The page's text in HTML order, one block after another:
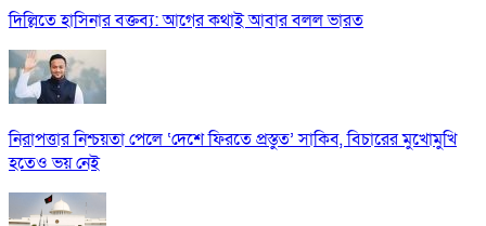
দিল্লিতে হাসিনার বক্তব্য: আগের কথাই আবার বলল ভারত
নিরাপত্তার নিশ্চয়তা পেলে ‘দেশে ফিরতে প্রস্তুত’ সাকিব, বিচারের মুখোমুখি
হতেও ভয় নেই